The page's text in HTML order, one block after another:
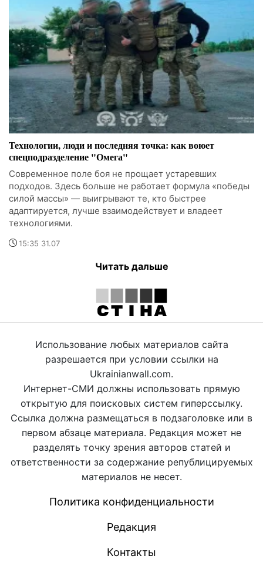
Технологии, люди и последняя точка: как воюет
спецподразделение "Омега"
Современное поле боя не прощает устаревших
подходов. Здесь больше не работает формула «победы
силой массы» — выигрывают те, кто быстрее
адаптируется, лучше взаимодействует и владеет
технологиями.
15:35 31.07
Читать дальше
Использование любых материалов сайта
разрешается при условии ссылки на
Ukrainianwall.com.
Интернет-СМИ должны использовать прямую
открытую для поисковых систем гиперссылку.
Ссылка должна размещаться в подзаголовке или в
первом абзаце материала. Редакция может не
разделять точку зрения авторов статей и
ответственности за содержание републицируемых
материалов не несет.
Политика конфиденциальности
Редакция
Контакты